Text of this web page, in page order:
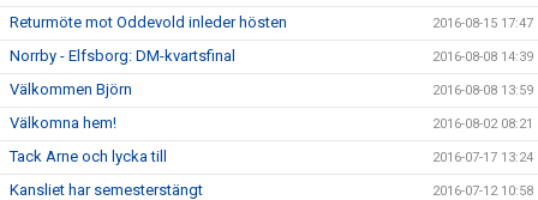
Returmöte mot Oddevold inleder hösten 2016-08-15 17:47
Norrby - Elfsborg: DM-kvartsfinal 2016-08-08 14:39
Välkommen Björn 2016-08-08 13:59
Välkomna hem! 2016-08-02 08:21
Tack Arne och lycka till 2016-07-17 13:24
Kansliet har semesterstängt 2016-07-12 10:58